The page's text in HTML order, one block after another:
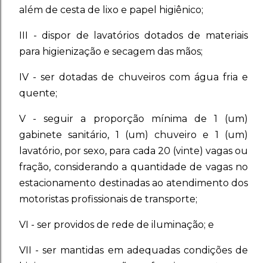
além de cesta de lixo e papel higiênico;
III - dispor de lavatórios dotados de materiais
para higienização e secagem das mãos;
IV - ser dotadas de chuveiros com água fria e
quente;
V - seguir a proporção mínima de 1 (um)
gabinete sanitário, 1 (um) chuveiro e 1 (um)
lavatório, por sexo, para cada 20 (vinte) vagas ou
fração, considerando a quantidade de vagas no
estacionamento destinadas ao atendimento dos
motoristas profissionais de transporte;
VI - ser providos de rede de iluminação; e
VII - ser mantidas em adequadas condições de